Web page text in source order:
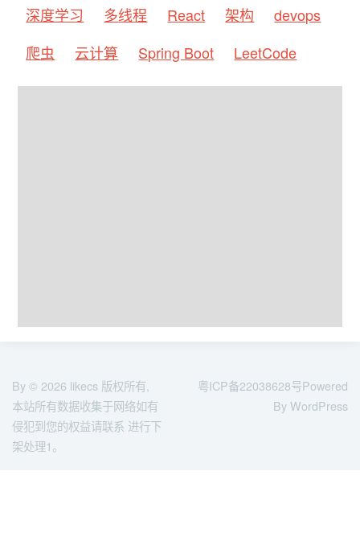
深度学习
多线程 React 架构
devops
爬虫
云计算 Spring Boot LeetCode
By © 2026 likecs 版权所有,
本站所有数据收集于网络如有
侵犯到您的权益请联系 进行下
架处理1。
粤ICP备22038628号Powered
By WordPress